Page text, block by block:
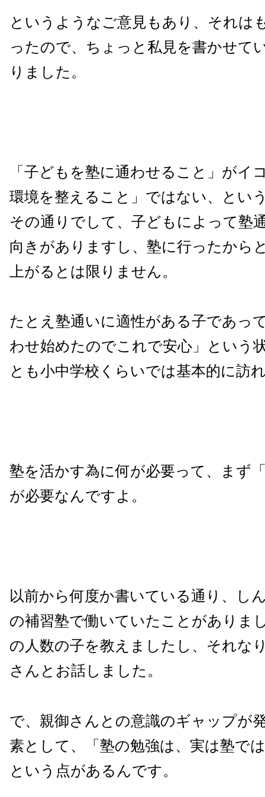
というようなご意見もあり、それは
ったので、ちょっと私見を書かせて
りました。
「子どもを塾に通わせること」がイ
環境を整えること」ではない、とい
その通りでして、子どもによって塾
向きがありますし、塾に行ったから
上がるとは限りません。
たとえ塾通いに適性がある子であっ
わせ始めたのでこれで安心」という
とも小中学校くらいでは基本的に訪
塾を活かす為に何が必要って、まず
が必要なんですよ。
以前から何度か書いている通り、し
の補習塾で働いていたことがありま
の人数の子を教えましたし、それな
さんとお話しました。
で、親御さんとの意識のギャップが
素として、「塾の勉強は、実は塾で
という点があるんです。